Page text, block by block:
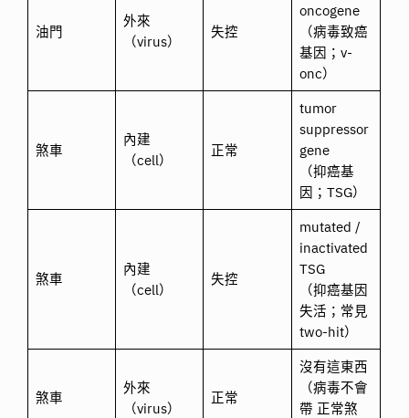
油門
外來
（virus）
失控
oncogene
（病毒致癌
基因；v-
onc）
煞車
內建
（cell）
正常
tumor
suppressor
gene
（抑癌基
因；TSG）
煞車
內建
（cell）
失控
mutated /
inactivated
TSG
（抑癌基因
失活；常見
two-hit）
煞車
外來
（virus）
正常
沒有這東西
（病毒不會
帶 正常煞